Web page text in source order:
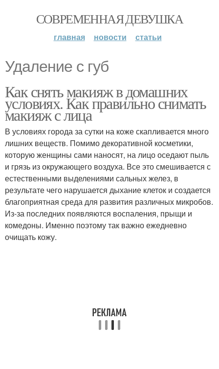
СОВРЕМЕННАЯ ДЕВУШКА
главная новости статьи
Удаление с губ
Как снять макияж в домашних
условиях. Как правильно снимать
макияж с лица
В условиях города за сутки на коже скапливается много
лишних веществ. Помимо декоративной косметики,
которую женщины сами наносят, на лицо оседают пыль
и грязь из окружающего воздуха. Все это смешивается с
естественными выделениями сальных желез, в
результате чего нарушается дыхание клеток и создается
благоприятная среда для развития различных микробов.
Из-за последних появляются воспаления, прыщи и
комедоны. Именно поэтому так важно ежедневно
очищать кожу.